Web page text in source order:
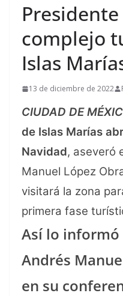
complejo
Islas
13 de diciembre de 2022
CIUDAD DE
de Islas Marías
Navidad, aseveró
Manuel López
visitará la zona
primera fase
Así lo
Andrés
en su